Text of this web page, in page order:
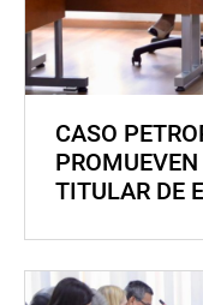
CASO
TITULAR DE